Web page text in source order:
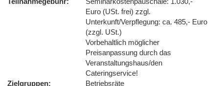
Euro (USt. frei) zzgl.
Unterkunft/Verpflegung: ca. 485,- Euro
(zzgl. USt.)
Vorbehaltlich möglicher
Preisanpassung durch das
Veranstaltungshaus/den
Cateringservice!
Zielgruppen
Betriebsräte